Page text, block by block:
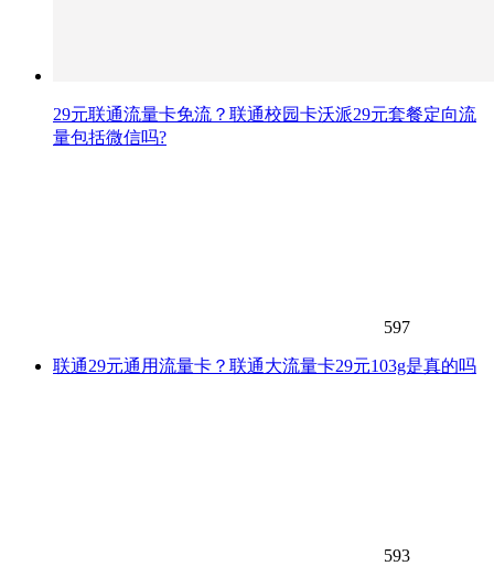
29元联通流量卡免流？联通校园卡沃派29元套餐定向流
量包括微信吗?
597
联通29元通用流量卡？联通大流量卡29元103g是真的吗
593